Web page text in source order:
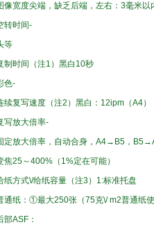
像宽度尖端， 缺乏 后端，左右： 3毫米以
转时间-
等
制 时间（注1 ） 黑白 10秒
色-
续复写速度（注2） 黑白 ： 12ipm（A4）
写放大倍率‐
定放大倍率，自动合身，A4→B5，B5
焦25～400%（ 1%定在可能）
纸方式\/给纸容量（注3 ） 1:标准托盘
通纸： ①最大250张（75克\/m2普通纸
部ASF：